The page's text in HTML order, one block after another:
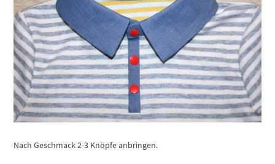
Nach Geschmack 2-3 Knöpfe anbringen.